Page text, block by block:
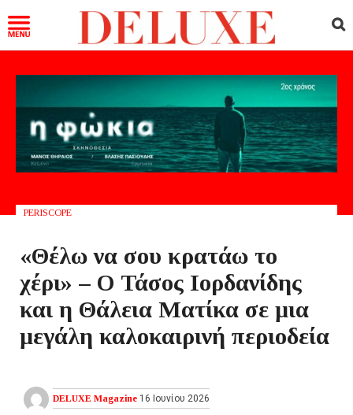
PERISCOPE
«Θέλω να σου κρατάω το
χέρι» – Ο Τάσος Ιορδανίδης
και η Θάλεια Ματίκα σε μια
μεγάλη καλοκαιρινή περιοδεία
DELUXE Magazine 16 Ιουνίου 2026